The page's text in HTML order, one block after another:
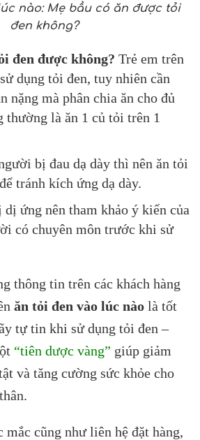
nào: Mẹ bầu có ăn được tỏi
đen không?
đen được không? Trẻ em trên
dụng tỏi đen, tuy nhiên cần
nặng mà phân chia ăn cho đủ
là ăn 1 củ tỏi trên 1
bị đau dạ dày thì nên ăn tỏi
tránh kích ứng dạ dày.
ứng nên tham khảo ý kiến của
có chuyên môn trước khi sử
thông tin trên các khách hàng
ăn tỏi đen vào lúc nào là tốt
tự tin khi sử dụng tỏi đen –
“tiên dược vàng” giúp giảm
và tăng cường sức khỏe cho
cũng như liên hệ đặt hàng,